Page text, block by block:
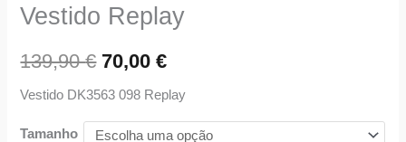
Vestido Replay
139,90€ 70,00€
Vestido DK3563 098 Replay
Tamanho